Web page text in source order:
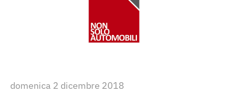
domenica 2 dicembre 2018